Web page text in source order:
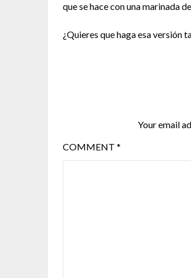
que se hace con una marinada
¿Quieres que haga esa versión
Your email
COMMENT *